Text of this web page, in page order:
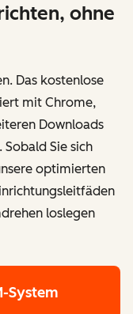
ohne
Das kostenlose
mit Chrome,
Downloads
Sie sich
optimierten
loslegen
System